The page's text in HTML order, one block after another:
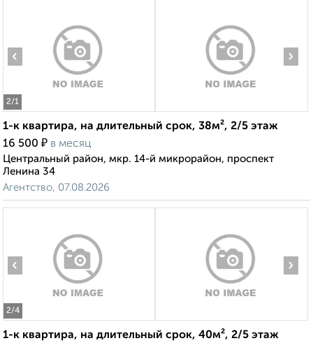
2/1
‹ ›
1-к квартира, на длительный срок, 38м², 2/5 этаж
16 500 ₽ в месяц
Центральный район, мкр. 14-й микрорайон, проспект
Ленина 34
Агентство, 07.08.2026
2/4
‹ ›
1-к квартира, на длительный срок, 40м², 2/5 этаж